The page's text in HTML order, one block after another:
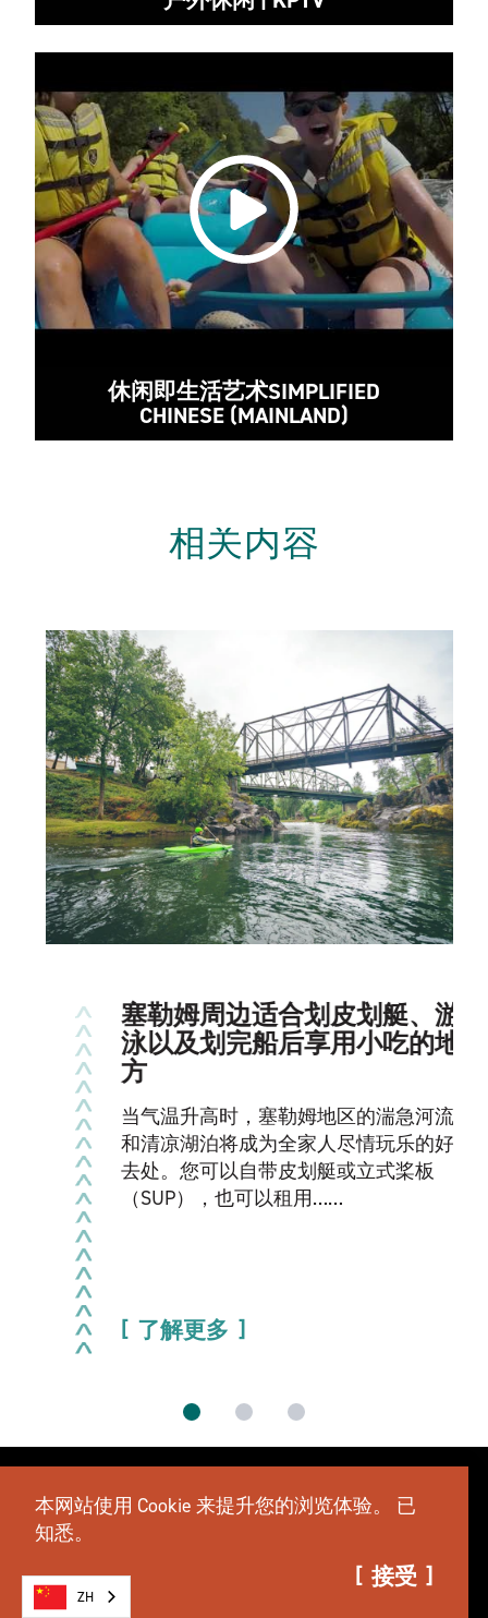
休闲即生活艺术SIMPLIFIED
CHINESE (MAINLAND)
相关内容
塞勒姆周边适合划皮划艇、游
泳以及划完船后享用小吃的地
方
当气温升高时，塞勒姆地区的湍急河流
和清凉湖泊将成为全家人尽情玩乐的好
去处。您可以自带皮划艇或立式桨板
（SUP），也可以租用……
了解更多
本网站使用 Cookie 来提升您的浏览体验。 已
知悉。
接受
ZH